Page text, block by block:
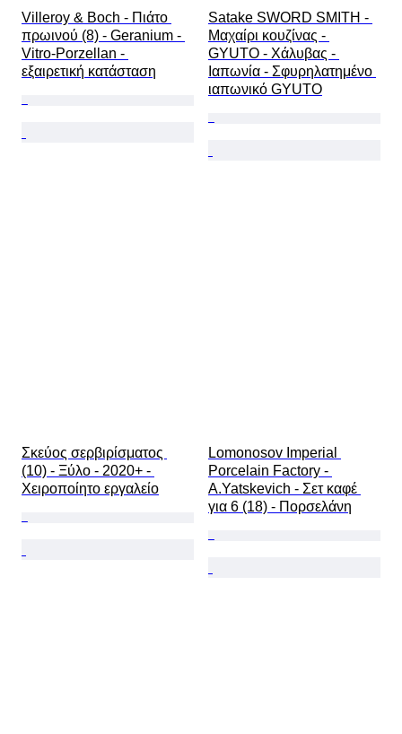
Villeroy & Boch - Πιάτο
πρωινού (8) - Geranium -
Vitro-Porzellan -
εξαιρετική κατάσταση
Satake SWORD SMITH -
Μαχαίρι κουζίνας -
GYUTO - Χάλυβας -
Ιαπωνία - Σφυρηλατημένο
ιαπωνικό GYUTO
Σκεύος σερβιρίσματος
(10) - Ξύλο - 2020+ -
Χειροποίητο εργαλείο
Lomonosov Imperial
Porcelain Factory -
A.Yatskevich - Σετ καφέ
για 6 (18) - Πορσελάνη